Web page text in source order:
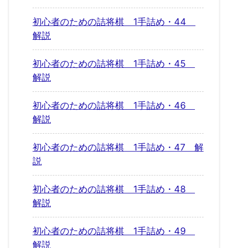
初心者のための詰将棋 1手詰め・44
解説
初心者のための詰将棋 1手詰め・45
解説
初心者のための詰将棋 1手詰め・46
解説
初心者のための詰将棋 1手詰め・47 解
説
初心者のための詰将棋 1手詰め・48
解説
初心者のための詰将棋 1手詰め・49
解説